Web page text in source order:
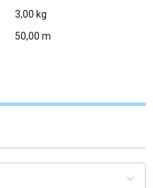
3,00 kg
50,00 m